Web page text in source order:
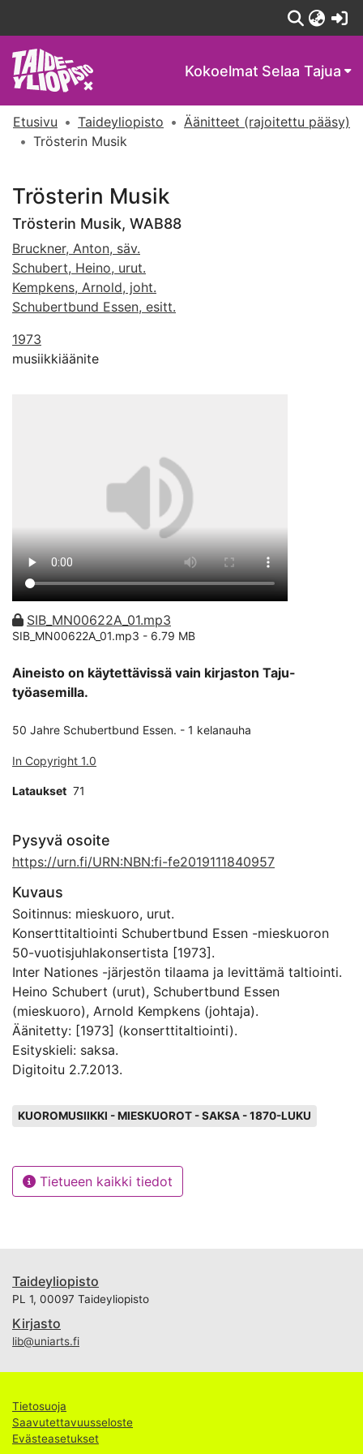
Kokoelmat Selaa Tajua
Etusivu Taideyliopisto
Äänitteet (rajoitettu pääsy)
Trösterin Musik
Trösterin Musik
Trösterin Musik, WAB88
Bruckner, Anton, säv.
Schubert, Heino, urut.
Kempkens, Arnold, joht.
Schubertbund Essen, esitt.
1973
musiikkiäänite
SIB_MN00622A_01.mp3
SIB_MN00622A_01.mp3 - 6.79 MB
Aineisto on käytettävissä vain kirjaston Taju-
työasemilla.
50 Jahre Schubertbund Essen. - 1 kelanauha
In Copyright 1.0
Lataukset 71
Pysyvä osoite
https://urn.fi/URN:NBN:fi-fe2019111840957
Kuvaus
Soitinnus: mieskuoro, urut.
Konserttitaltiointi Schubertbund Essen -mieskuoron
50-vuotisjuhlakonsertista [1973].
Inter Nationes -järjestön tilaama ja levittämä taltiointi.
Heino Schubert (urut), Schubertbund Essen
(mieskuoro), Arnold Kempkens (johtaja).
Äänitetty: [1973] (konserttitaltiointi).
Esityskieli: saksa.
Digitoitu 2.7.2013.
KUOROMUSIIKKI - MIESKUOROT - SAKSA - 1870-LUKU
Tietueen kaikki tiedot
Taideyliopisto
PL 1, 00097 Taideyliopisto
Kirjasto
lib@uniarts.fi
Tietosuoja
Saavutettavuusseloste
Evästeasetukset